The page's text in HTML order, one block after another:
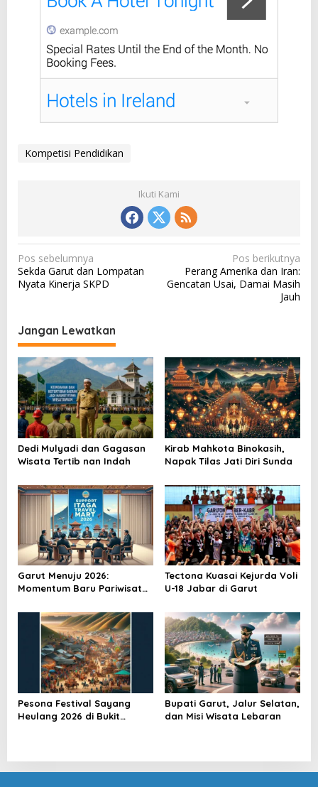
Kompetisi Pendidikan
Ikuti Kami
N
a
v
g
a
s
i
p
o
s
Pos sebelumnya
Sekda Garut dan Lompatan
Nyata Kinerja SKPD
Pos berikutnya
Perang Amerika dan Iran:
Gencatan Usai, Damai Masih
Jauh
Jangan Lewatkan
Dedi Mulyadi dan Gagasan
Wisata Tertib nan Indah
Kirab Mahkota Binokasih,
Napak Tilas Jati Diri Sunda
Garut Menuju 2026:
Momentum Baru Pariwisata
Tectona Kuasai Kejurda Voli
U-18 Jabar di Garut
Pesona Festival Sayang
Heulang 2026 di Bukit
Bupati Garut, Jalur Selatan,
dan Misi Wisata Lebaran